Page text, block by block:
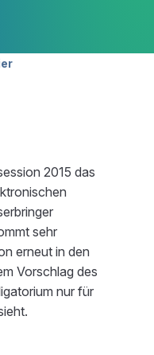
2015 das
sehr
erneut in den
Vorschlag des
nur für